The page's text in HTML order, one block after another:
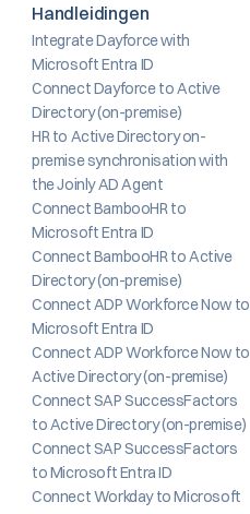
Handleidingen
Integrate Dayforce with
Microsoft Entra ID
Connect Dayforce to Active
Directory (on-premise)
HR to Active Directory on-
premise synchronisation with
the Joinly AD Agent
Connect BambooHR to
Microsoft Entra ID
Connect BambooHR to Active
Directory (on-premise)
Connect ADP Workforce Now to
Microsoft Entra ID
Connect ADP Workforce Now to
Active Directory (on-premise)
Connect SAP SuccessFactors
to Active Directory (on-premise)
Connect SAP SuccessFactors
to Microsoft Entra ID
Connect Workday to Microsoft